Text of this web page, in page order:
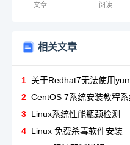
文章 阅读
相关文章
1 关于Redhat7无法使用
2 CentOS 7系统安装教程
3 Linux系统性能瓶颈检测
4 Linux 免费杀毒软件安装